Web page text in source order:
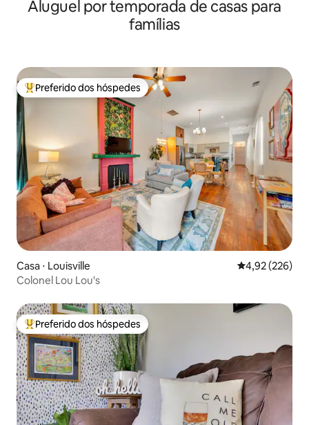
Aluguel por temporada de casas para
famílias
Entre os melhores preferidos dos hóspedes
Preferido dos hóspedes
Casa ⋅ Louisville 4,92 de uma
4,92 (226)
Colonel Lou Lou's
Entre os melhores preferidos dos hóspedes
Preferido dos hóspedes